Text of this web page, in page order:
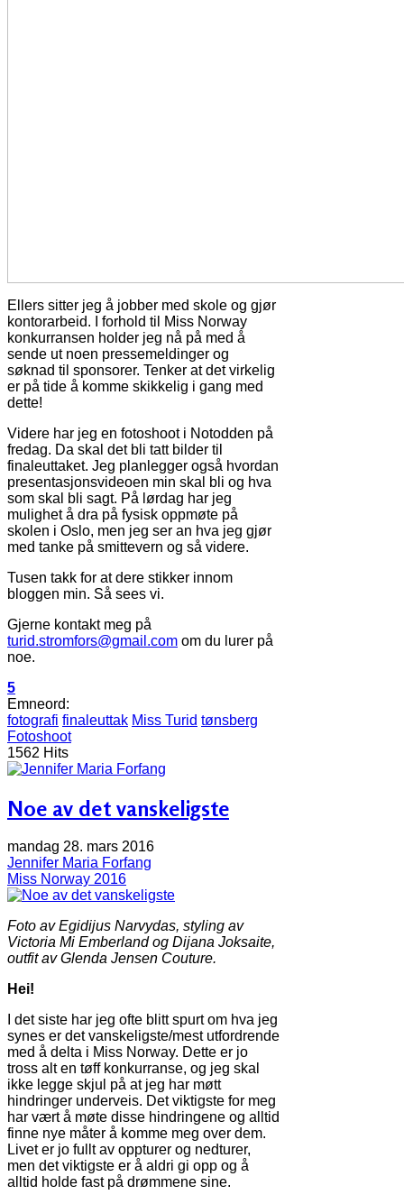
Ellers sitter jeg å jobber med skole og gjør
kontorarbeid. I forhold til Miss Norway
konkurransen holder jeg nå på med å
sende ut noen pressemeldinger og
søknad til sponsorer. Tenker at det virkelig
er på tide å komme skikkelig i gang med
dette!
Videre har jeg en fotoshoot i Notodden på
fredag. Da skal det bli tatt bilder til
finaleuttaket. Jeg planlegger også hvordan
presentasjonsvideoen min skal bli og hva
som skal bli sagt. På lørdag har jeg
mulighet å dra på fysisk oppmøte på
skolen i Oslo, men jeg ser an hva jeg gjør
med tanke på smittevern og så videre.
Tusen takk for at dere stikker innom
bloggen min. Så sees vi.
Gjerne kontakt meg på
turid.stromfors@gmail.com om du lurer på
noe.
5
Emneord:
fotografi finaleuttak Miss Turid tønsberg
Fotoshoot
1562 Hits
Noe av det vanskeligste
mandag 28. mars 2016
Jennifer Maria Forfang
Miss Norway 2016
Foto av Egidijus Narvydas, styling av
Victoria Mi Emberland og Dijana Joksaite,
outfit av Glenda Jensen Couture.
Hei!
I det siste har jeg ofte blitt spurt om hva jeg
synes er det vanskeligste/mest utfordrende
med å delta i Miss Norway. Dette er jo
tross alt en tøff konkurranse, og jeg skal
ikke legge skjul på at jeg har møtt
hindringer underveis. Det viktigste for meg
har vært å møte disse hindringene og alltid
finne nye måter å komme meg over dem.
Livet er jo fullt av oppturer og nedturer,
men det viktigste er å aldri gi opp og å
alltid holde fast på drømmene sine.